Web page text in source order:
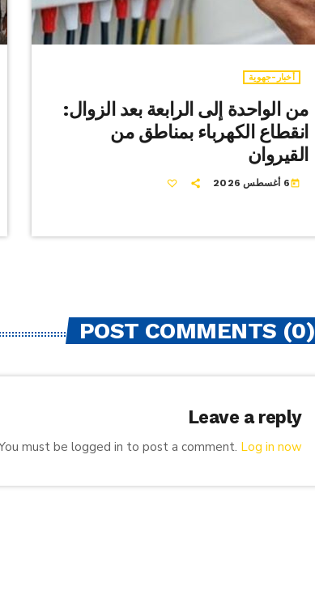
أخبار-جهوية
من الواحدة إلى الرابعة بعد الزوال:
انقطاع الكهرباء بمناطق من
القيروان
today 6 أغسطس 2026
POST COMMENTS (0)
Leave a reply
must be logged in to post a comment. Log in now